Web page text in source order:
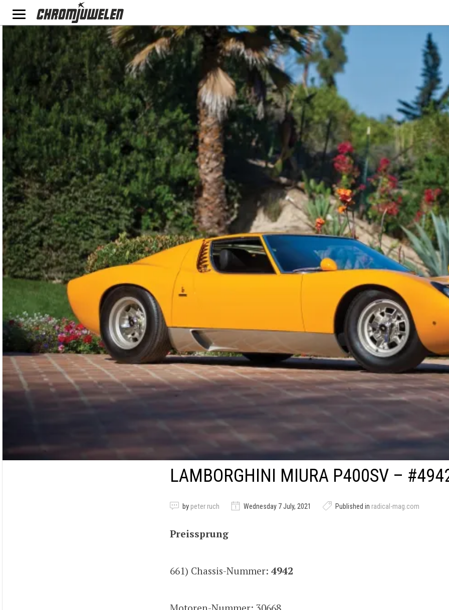
LAMBORGHINI MIURA P400SV –
by peter ruch Wednesday 7 July, 2021 Published in radical-mag.com
Preissprung
661) Chassis-Nummer: 4942